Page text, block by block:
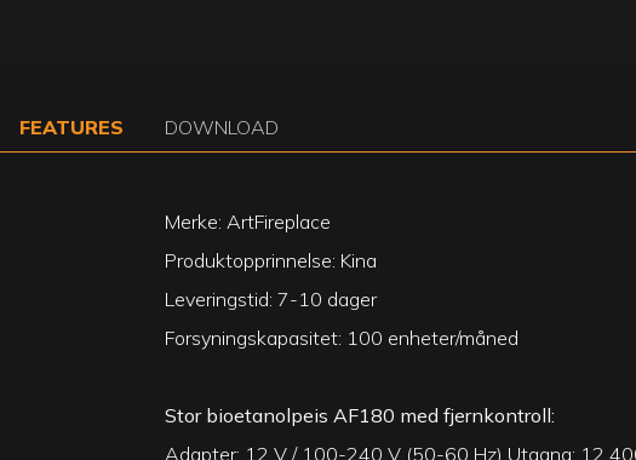
FEATURES DOWNLOAD
Merke: ArtFireplace
Produktopprinnelse: Kina
Leveringstid: 7-10 dager
Forsyningskapasitet: 100 enheter/måned
Stor bioetanolpeis AF180 med fjernkontroll:
Adapter: 12 V / 100-240 V (50-60 Hz) Utgang: 12